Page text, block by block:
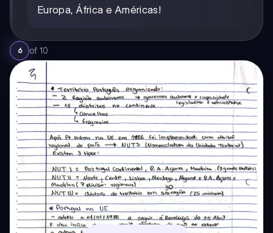
Europa, África e Américas!
6 of 10